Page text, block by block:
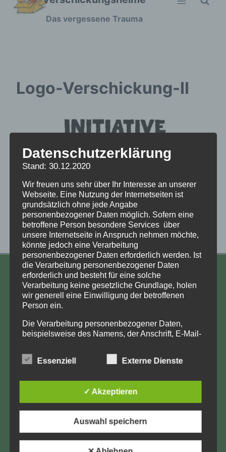
Zum
Das vergessene Trauma
Logo-Verschickung-II
KONTAKT
Aufarbeitung und Erforschung
Kinderverschickung e.V.
Anja Röhl
Kiehlufer 43
info@Verschickungsheime.de
Datenschutz
Datenschutzerklärung
Stand: 30.12.2020
Wir freuen uns sehr über Ihr Interesse an unserer
Webseite. Eine Nutzung der Internetseiten ist
grundsätzlich ohne jede Angabe
personenbezogener Daten möglich. Sofern eine
betroffene Person besondere Services über
unsere Internetseite in Anspruch nehmen möchte,
könnte jedoch eine Verarbeitung
personenbezogener Daten erforderlich werden. Ist
die Verarbeitung personenbezogener Daten
erforderlich und besteht für eine solche
Verarbeitung keine gesetzliche Grundlage, holen
wir generell eine Einwilligung der betroffenen
Person ein.
Die Verarbeitung personenbezogener Daten,
beispielsweise des Namens, der Anschrift, E-Mail-
Person, erfolgt stets im Einklang mit der
Datenschutz-Grundverordnung und in
Mittels dieser Datenschutzerklärung möchte unser
Unternehmen die Öffentlichkeit über Art, Umfang
verarbeiteten personenbezogenen Daten
informieren. Ferner werden betroffene Personen
Essenziell Externe Dienste
✓ Akzeptieren
Auswahl speichern